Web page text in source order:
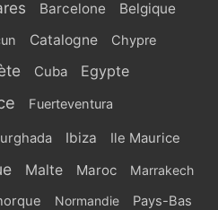
Barcelone Belgique
Catalogne
Chypre
Cuba Egypte
Fuerteventura
Ibiza Ile Maurice
Malte Maroc
Marrakech
Normandie Pays-Bas